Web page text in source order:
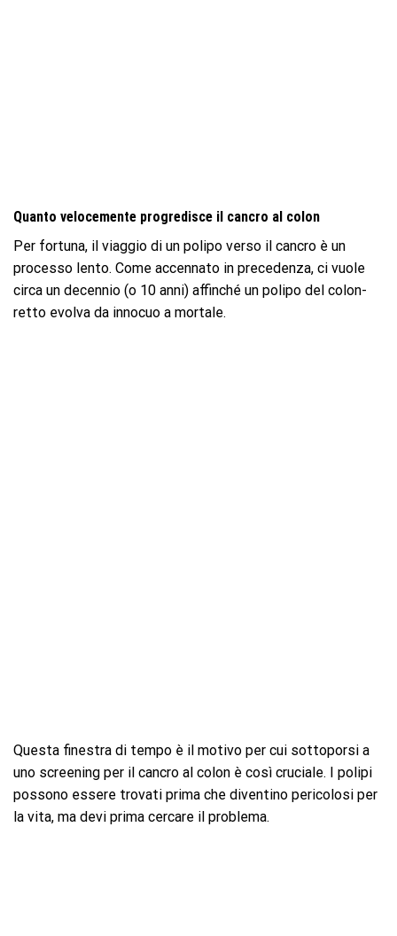
Quanto velocemente progredisce il cancro al colon
Per fortuna, il viaggio di un polipo verso il cancro è un
processo lento. Come accennato in precedenza, ci vuole
circa un decennio (o 10 anni) affinché un polipo del colon-
retto evolva da innocuo a mortale.
Questa finestra di tempo è il motivo per cui sottoporsi a
uno screening per il cancro al colon è così cruciale. I polipi
possono essere trovati prima che diventino pericolosi per
la vita, ma devi prima cercare il problema.